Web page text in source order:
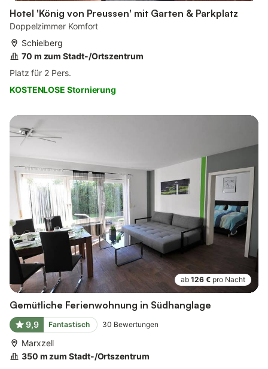
Hotel 'König von Preussen' mit Garten & Parkplatz
Doppelzimmer Komfort
Schielberg
70 m zum Stadt-/Ortszentrum
Platz für 2 Pers.
KOSTENLOSE Stornierung
ab 126 € pro Nacht
Gemütliche Ferienwohnung in Südhanglage
9,9 Fantastisch 30 Bewertungen
Marxzell
350 m zum Stadt-/Ortszentrum